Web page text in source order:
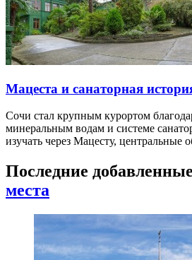
Мацеста и санаторная
Сочи стал крупным курортом
минеральным водам и системе
изучать через Мацесту,
Последние добавленные
места